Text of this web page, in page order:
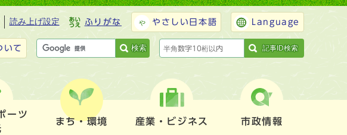
読み上げ設定 ふりがな やさしい日本語 Language
いて 検索 記事ID検索
ーツ
まち・環境 産業・ビジネス 市政情報